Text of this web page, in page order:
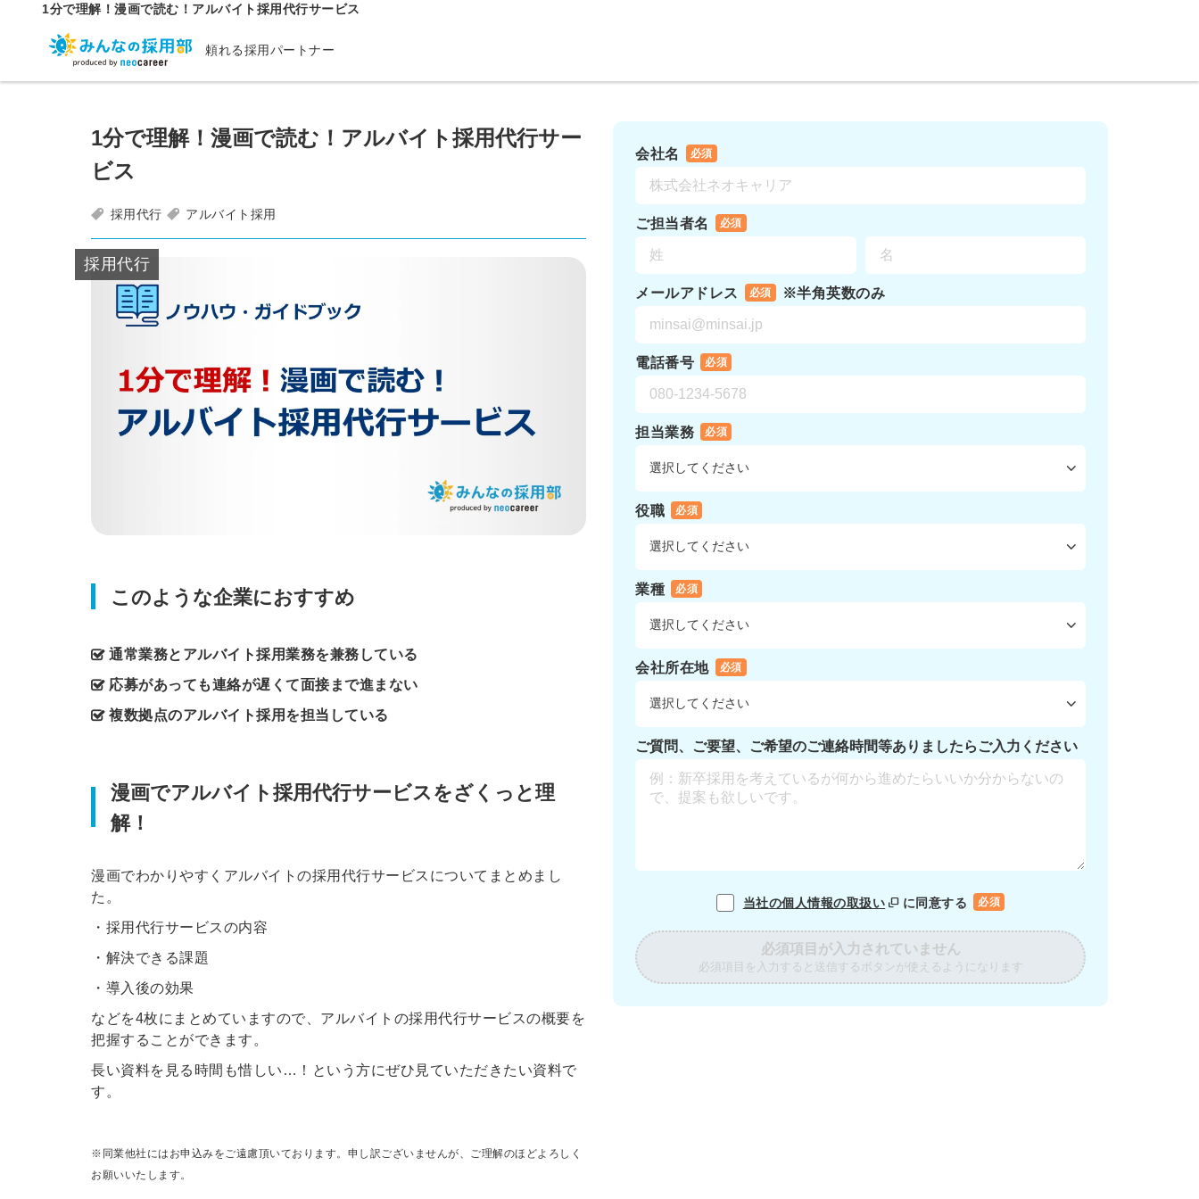
1分で理解！漫画で読む！アルバイト採用代行サービス
頼れる採用パートナー
1分で理解！漫画で読む！アルバイト採用代行サー
ビス
採用代行 アルバイト採用
採用代行
このような企業におすすめ
通常業務とアルバイト採用業務を兼務している
応募があっても連絡が遅くて面接まで進まない
複数拠点のアルバイト採用を担当している
漫画でアルバイト採用代行サービスをざくっと理
解！
漫画でわかりやすくアルバイトの採用代行サービスについてまとめまし
た。
・採用代行サービスの内容
・解決できる課題
・導入後の効果
などを4枚にまとめていますので、アルバイトの採用代行サービスの概要を
把握することができます。
長い資料を見る時間も惜しい…！という方にぜひ見ていただきたい資料で
す。
※同業他社にはお申込みをご遠慮頂いております。申し訳ございませんが、ご理解のほどよろしく
お願いいたします。
会社名 必須
ご担当者名 必須
メールアドレス 必須 ※半角英数のみ
電話番号 必須
担当業務 必須
役職 必須
業種 必須
会社所在地 必須
ご質問、ご要望、ご希望のご連絡時間等ありましたらご入力ください
当社の個人情報の取扱い に同意する 必須
必須項目が入力されていません
必須項目を入力すると送信するボタンが使えるようになります